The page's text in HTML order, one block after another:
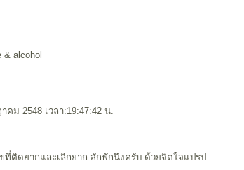
alcohol
คม 2548 เวลา:19:47:42 น.
ติดยากและเลิกยาก สักพักนึงครับ ด้วยจิตใจแปรป